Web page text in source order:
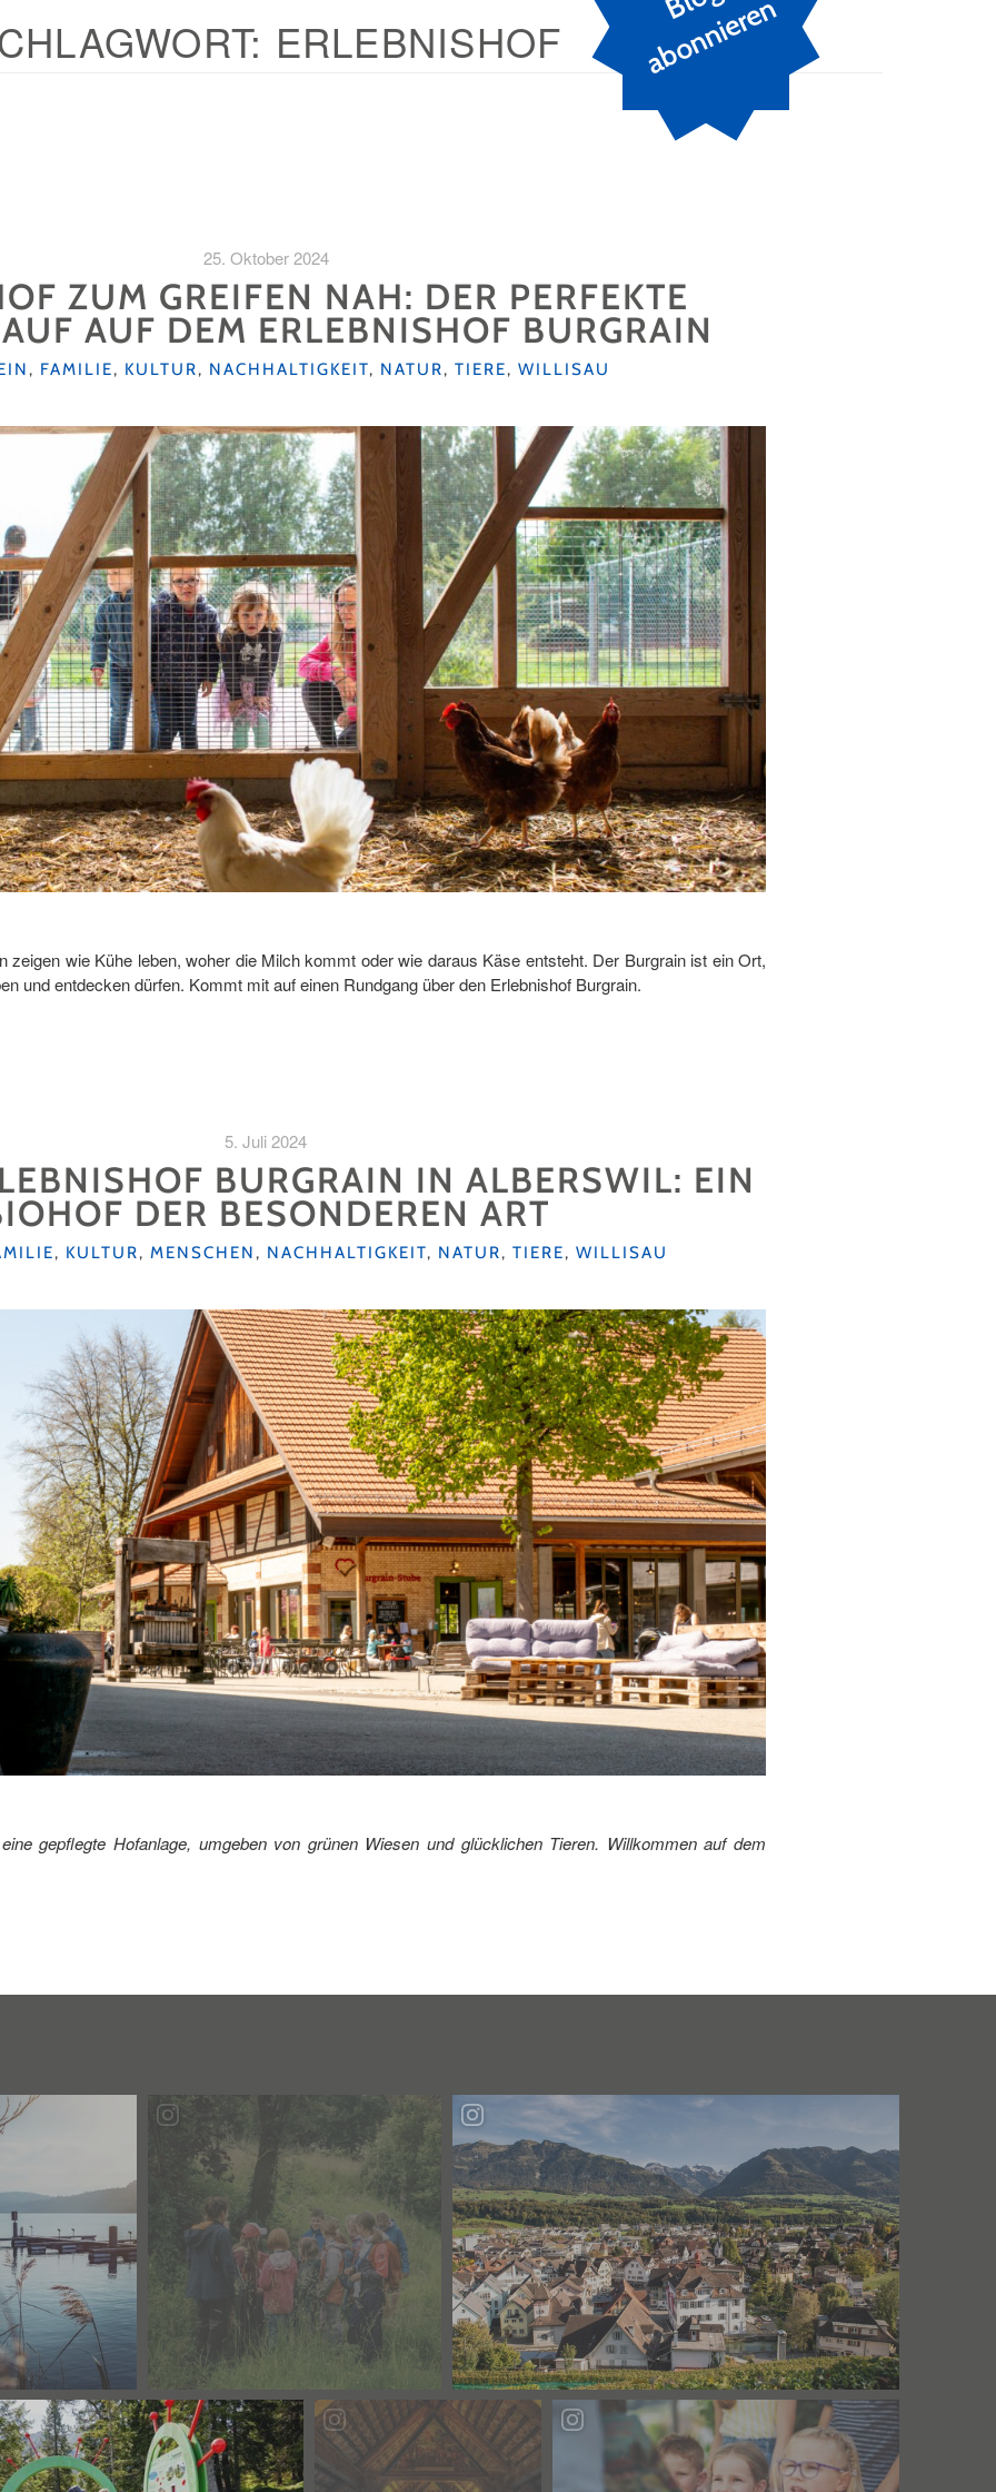
n
ERLEBNISHOF
25. Oktober 2024
ZUM GREIFEN NAH: DER PERFEKTE
AUF DEM ERLEBNISHOF BURGRAIN
, FAMILIE, KULTUR, NACHHALTIGKEIT, NATUR, TIERE, WILLISAU
zeigen wie Kühe leben, woher die Milch kommt oder wie daraus Käse entsteht. Der Burgrain ist ein Ort,
und entdecken dürfen. Kommt mit auf einen Rundgang über den Erlebnishof Burgrain.
5. Juli 2024
BURGRAIN IN ALBERSWIL: EIN
DER BESONDEREN ART
, KULTUR, MENSCHEN, NACHHALTIGKEIT, NATUR, TIERE, WILLISAU
gepflegte Hofanlage, umgeben von grünen Wiesen und glücklichen Tieren. Willkommen auf dem